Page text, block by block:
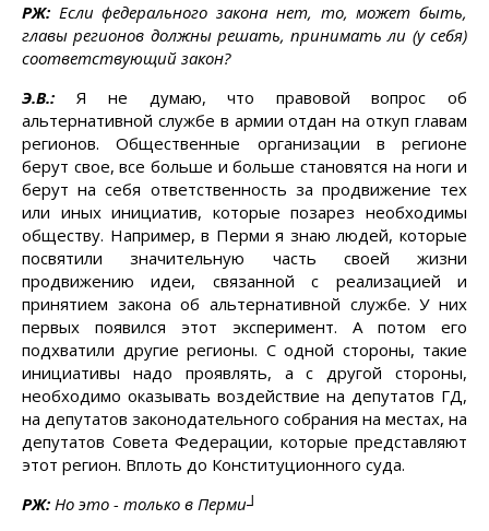
РЖ: Если федерального закона нет, то, может быть,
главы регионов должны решать, принимать ли (у себя)
соответствующий закон?
Э.В.: Я не думаю, что правовой вопрос об
альтернативной службе в армии отдан на откуп главам
регионов. Общественные организации в регионе
берут свое, все больше и больше становятся на ноги и
берут на себя ответственность за продвижение тех
или иных инициатив, которые позарез необходимы
обществу. Например, в Перми я знаю людей, которые
посвятили значительную часть своей жизни
продвижению идеи, связанной с реализацией и
принятием закона об альтернативной службе. У них
первых появился этот эксперимент. А потом его
подхватили другие регионы. С одной стороны, такие
инициативы надо проявлять, а с другой стороны,
необходимо оказывать воздействие на депутатов ГД,
на депутатов законодательного собрания на местах, на
депутатов Совета Федерации, которые представляют
этот регион. Вплоть до Конституционного суда.
РЖ: Но это - только в Перми┘